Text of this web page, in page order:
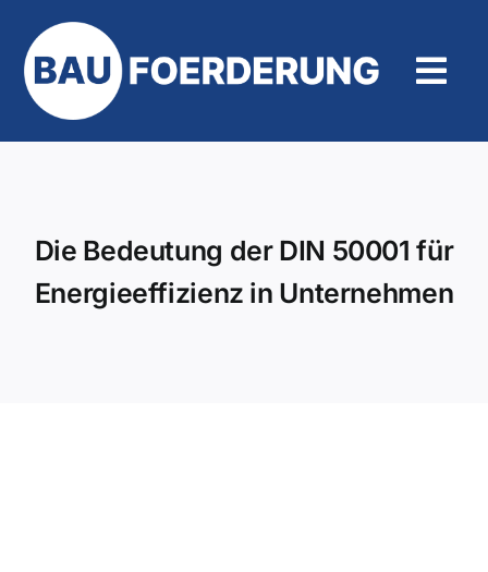
Inhalt
springen
Die Bedeutung der DIN 50001 für
Energieeffizienz in Unternehmen